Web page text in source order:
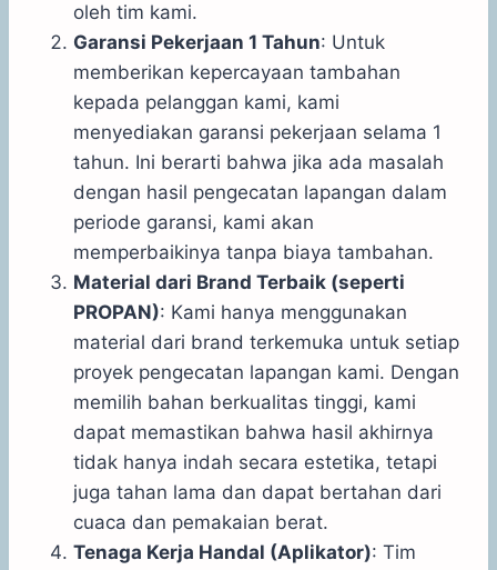
oleh tim kami.
Garansi Pekerjaan 1 Tahun: Untuk
memberikan kepercayaan tambahan
kepada pelanggan kami, kami
menyediakan garansi pekerjaan selama 1
tahun. Ini berarti bahwa jika ada masalah
dengan hasil pengecatan lapangan dalam
periode garansi, kami akan
memperbaikinya tanpa biaya tambahan.
Material dari Brand Terbaik (seperti
PROPAN): Kami hanya menggunakan
material dari brand terkemuka untuk setiap
proyek pengecatan lapangan kami. Dengan
memilih bahan berkualitas tinggi, kami
dapat memastikan bahwa hasil akhirnya
tidak hanya indah secara estetika, tetapi
juga tahan lama dan dapat bertahan dari
cuaca dan pemakaian berat.
Tenaga Kerja Handal (Aplikator): Tim